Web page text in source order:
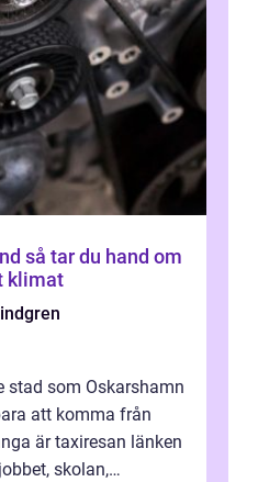
klimat
stad som Oskarshamn
att komma från
är taxiresan länken
skolan,